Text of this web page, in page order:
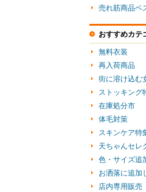
売れ筋商品ベ
おすすめカテ
無料衣装
再入荷商品
街に溶け込む
ストッキング
在庫処分市
体毛対策
スキンケア特
天ちゃんセレ
色・サイズ追
お洒落に追加
店内専用販売